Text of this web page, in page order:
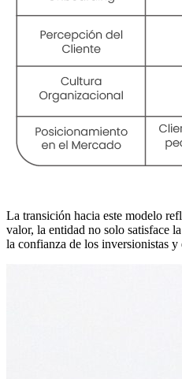
La transición hacia este modelo
valor, la entidad no solo satisface
la confianza de los inversionistas